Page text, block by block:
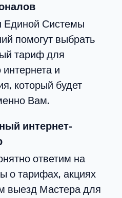
Единой Системы
помогут выбрать
тариф для
и
который будет
Вам.
интернет-
ответим на
о тарифах, акциях
выезд Мастера для